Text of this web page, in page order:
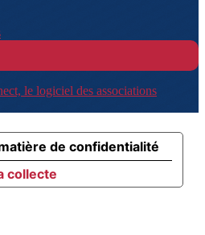
le logiciel des associations
collecte
de confidentialité